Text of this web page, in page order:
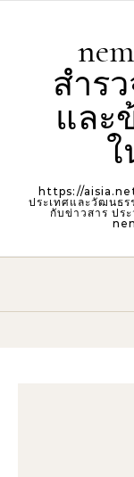
สำร
และ
ใ
https://aisia.net
ประเทศและวัฒนธร
กับข่าวสาร ปร